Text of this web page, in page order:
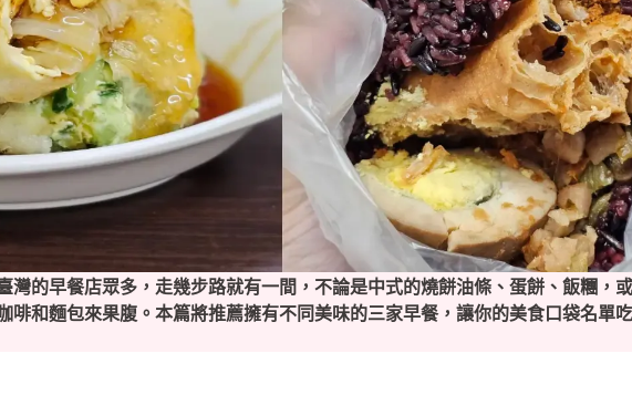
灣的早餐店眾多，走幾步路就有一間，不論是中式的燒餅油條、蛋餅、飯糰，
啡和麵包來果腹。本篇將推薦擁有不同美味的三家早餐，讓你的美食口袋名單